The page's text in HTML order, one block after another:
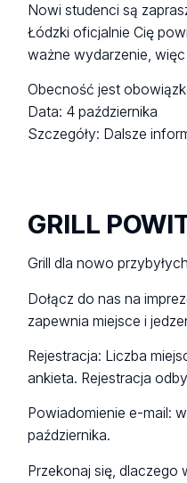
Nowi studenci są
Łódzki oficjalnie Cię
ważne wydarzenie,
Obecność jest
Data: 4 października
Szczegóły: Dalsze
GRILL
Grill dla nowo
Dołącz do nas na
zapewnia miejsce i
Rejestracja: Liczba
ankieta. Rejestracja
Powiadomienie e-mail:
października.
Przekonaj się,